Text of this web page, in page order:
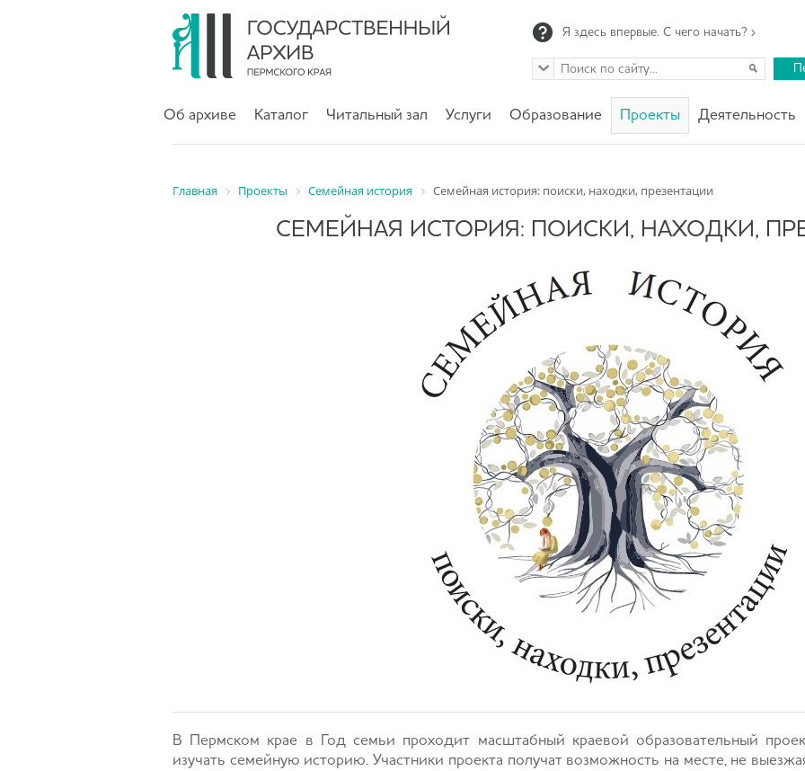
Я здесь впервые. С чего начать? ›
Об архиве Каталог Читальный зал Услуги Образование Проекты Деятельность
Главная Проекты Семейная история Семейная история: поиски, находки, презентации
СЕМЕЙНАЯ ИСТОРИЯ: ПОИСКИ, НАХОДКИ,
В Пермском крае в Год семьи проходит масштабный краевой образовательный
изучать семейную историю. Участники проекта получат возможность на месте, не